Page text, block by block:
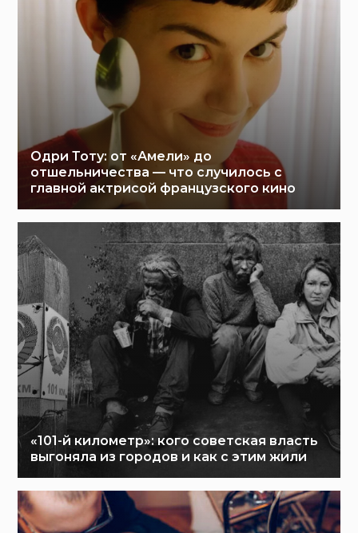
Одри Тоту: от «Амели» до
отшельничества — что случилось с
главной актрисой французского кино
«101-й километр»: кого советская власть
выгоняла из городов и как с этим жили